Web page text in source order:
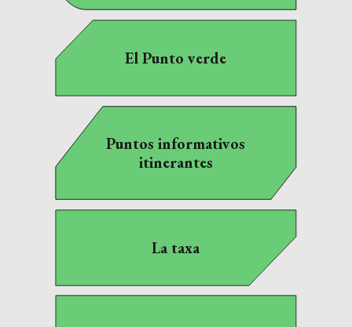
El Punto verde
Puntos informativos
itinerantes
La taxa